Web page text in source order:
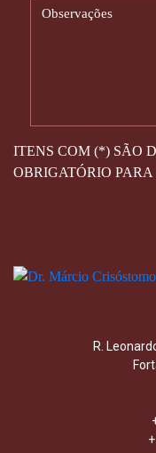
ITENS COM (*) SÃO
OBRIGATÓRIO
R.